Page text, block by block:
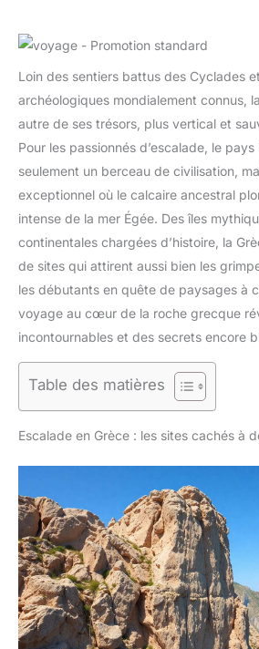
Loin des sentiers battus des Cyclades
archéologiques mondialement connus,
autre de ses trésors, plus vertical et
Pour les passionnés d’escalade, le pays
seulement un berceau de civilisation,
exceptionnel où le calcaire ancestral
intense de la mer Égée. Des îles
continentales chargées d’histoire, la
de sites qui attirent aussi bien les
les débutants en quête de paysages à
voyage au cœur de la roche grecque
incontournables et des secrets encore
Table des matières
Escalade en Grèce : les sites cachés à